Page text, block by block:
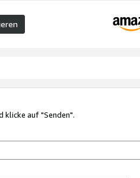
klicke auf "Senden".